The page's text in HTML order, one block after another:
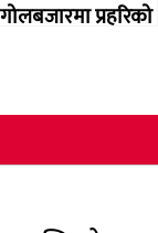
प्रहरिको
घनेन्द्र